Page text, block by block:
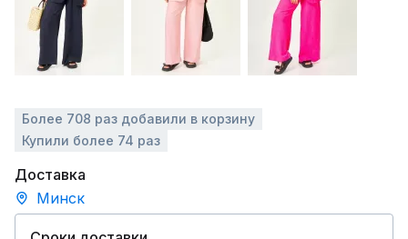
Более 708 раз добавили в корзину
Купили более 74 раз
Доставка
Минск